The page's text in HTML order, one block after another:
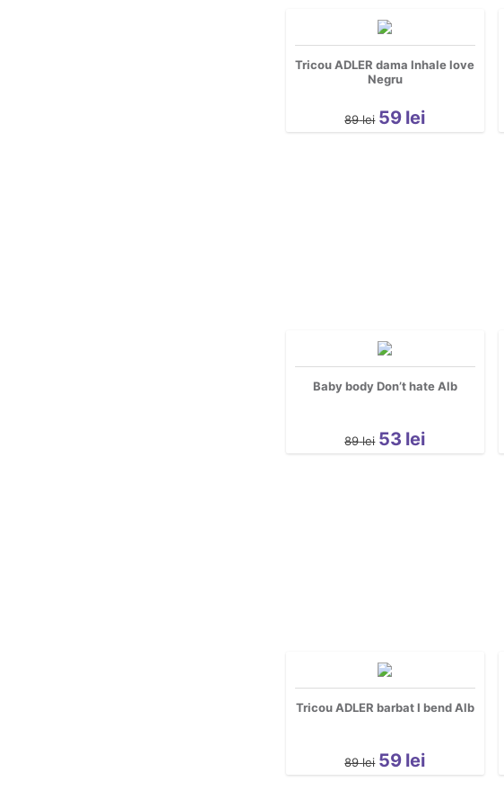
Tricou ADLER dama Inhale love
Negru
89 lei 59 lei
Baby body Don’t hate Alb
89 lei 53 lei
Tricou ADLER barbat I bend Alb
89 lei 59 lei